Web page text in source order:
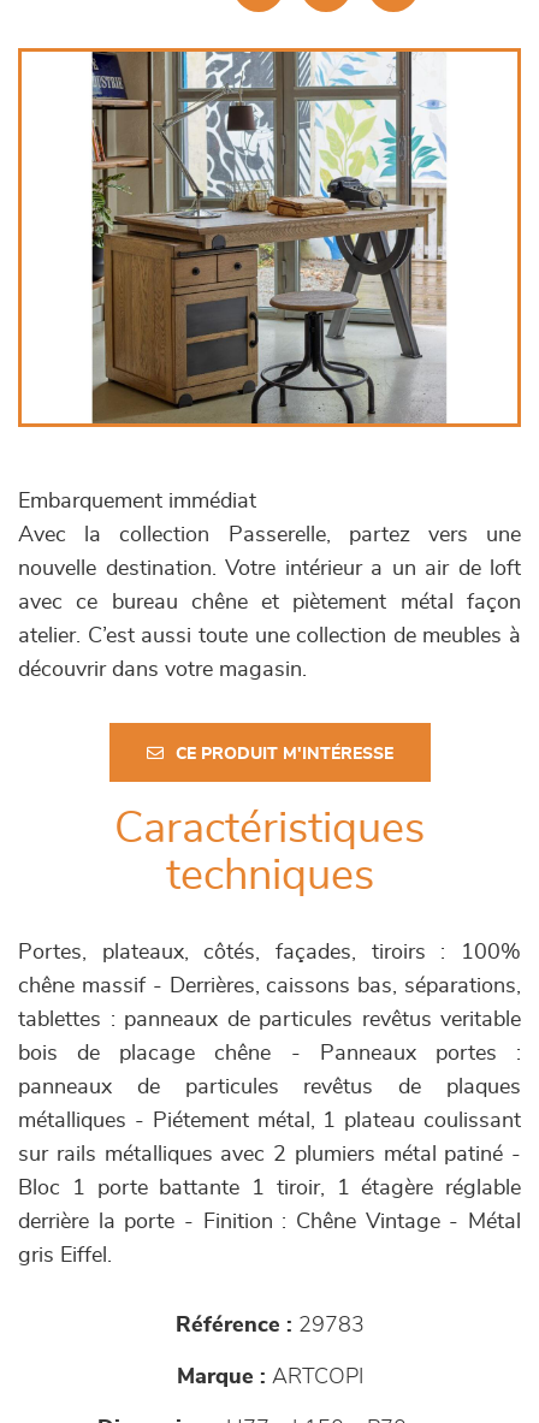
chambres et dressing
literie
décoration
Embarquement immédiat
Avec la collection Passerelle, partez vers une
nouvelle destination. Votre intérieur a un air de loft
avec ce bureau chêne et piètement métal façon
atelier. C’est aussi toute une collection de meubles à
découvrir dans votre magasin.
CE PRODUIT M'INTÉRESSE
Caractéristiques
techniques
Portes, plateaux, côtés, façades, tiroirs : 100%
chêne massif - Derrières, caissons bas, séparations,
tablettes : panneaux de particules revêtus veritable
bois de placage chêne - Panneaux portes :
panneaux de particules revêtus de plaques
métalliques - Piétement métal, 1 plateau coulissant
sur rails métalliques avec 2 plumiers métal patiné -
Bloc 1 porte battante 1 tiroir, 1 étagère réglable
derrière la porte - Finition : Chêne Vintage - Métal
gris Eiffel.
Référence : 29783
Marque : ARTCOPI